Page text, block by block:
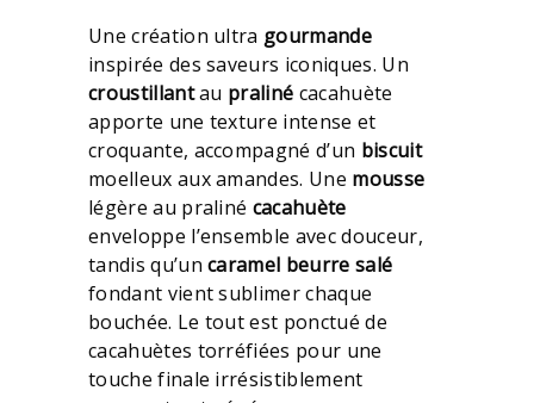
Une création ultra gourmande
inspirée des saveurs iconiques. Un
croustillantau praliné cacahuète
apporte une texture intense et
croquante, accompagné d’un biscuit
moelleux aux amandes. Une mousse
légère au praliné cacahuète
enveloppe l’ensemble avec douceur,
tandis qu’uncaramel beurre salé
fondant vient sublimer chaque
bouchée. Le tout est ponctué de
cacahuètes torréfiées pour une
touche finale irrésistiblement